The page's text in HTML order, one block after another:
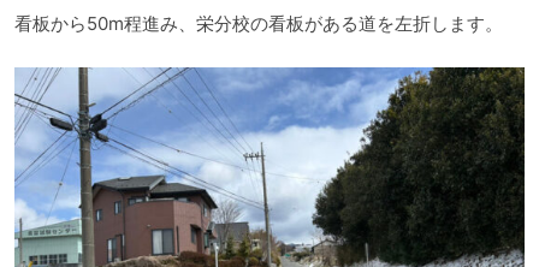
看板から50m程進み、栄分校の看板がある道を左折します。